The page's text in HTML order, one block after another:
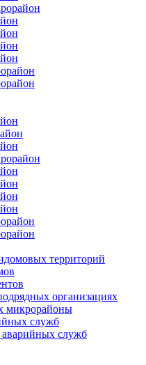
территорий
организациях
микрорайоны
служб
служб